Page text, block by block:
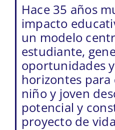
Hace 35 años
impacto
un modelo
estudiante,
oportunidades
horizontes para
niño y joven
potencial y
proyecto de